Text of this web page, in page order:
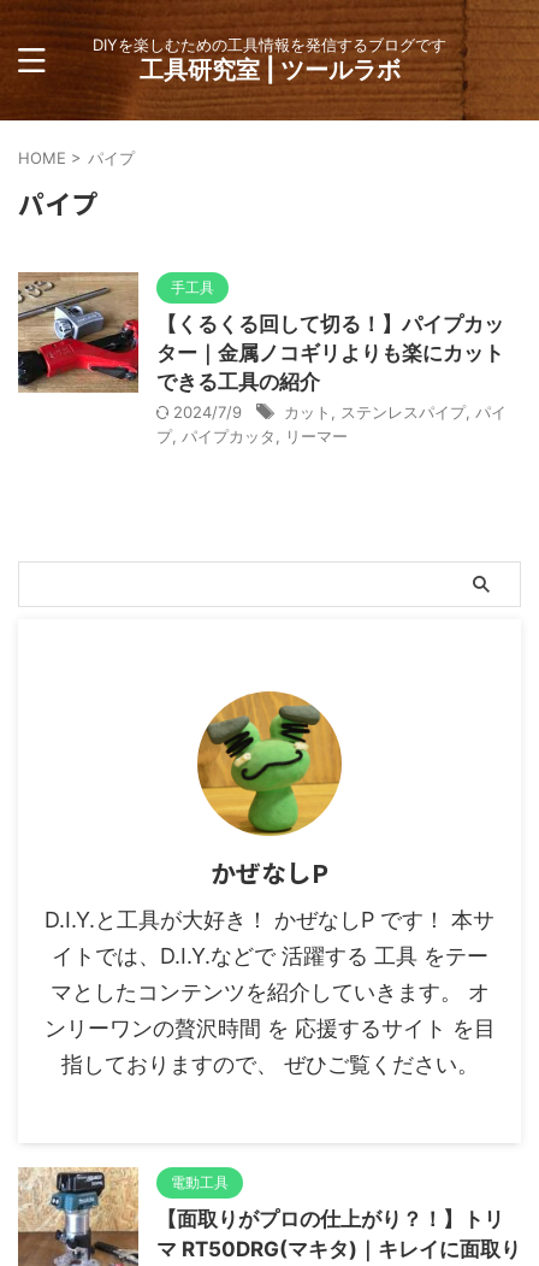
DIYを楽しむための工具情報を発信するブログです
工具研究室 | ツールラボ
HOME > パイプ
パイプ
手工具
【くるくる回して切る！】パイプカッ
ター｜金属ノコギリよりも楽にカット
できる工具の紹介
2024/7/9 カット ステンレスパイプ, パイ
プ, パイプカッタ リーマー
かぜなしP
D.I.Y.と工具が大好き！ かぜなしP です！ 本サ
イトでは、D.I.Y.などで 活躍する 工具 をテー
マとしたコンテンツを紹介していきます。 オ
ンリーワンの贅沢時間 を 応援するサイト を目
指しておりますので、 ぜひご覧ください。
電動工具
【面取りがプロの仕上がり？！】トリ
マ RT50DRG(マキタ)｜キレイに面取り